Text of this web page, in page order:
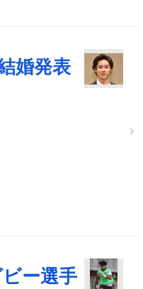
婚発表
ー選手